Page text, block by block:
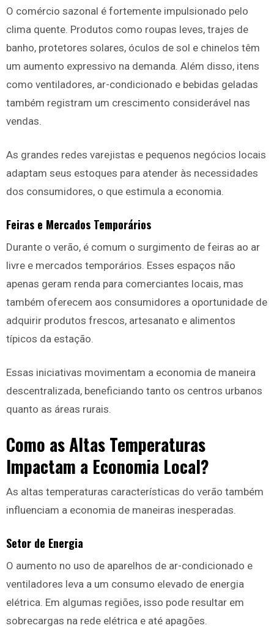
O comércio sazonal é fortemente impulsionado pelo
clima quente. Produtos como roupas leves, trajes de
banho, protetores solares, óculos de sol e chinelos têm
um aumento expressivo na demanda. Além disso, itens
como ventiladores, ar-condicionado e bebidas geladas
também registram um crescimento considerável nas
vendas.
As grandes redes varejistas e pequenos negócios locais
adaptam seus estoques para atender às necessidades
dos consumidores, o que estimula a economia.
Feiras e Mercados Temporários
Durante o verão, é comum o surgimento de feiras ao ar
livre e mercados temporários. Esses espaços não
apenas geram renda para comerciantes locais, mas
também oferecem aos consumidores a oportunidade de
adquirir produtos frescos, artesanato e alimentos
típicos da estação.
Essas iniciativas movimentam a economia de maneira
descentralizada, beneficiando tanto os centros urbanos
quanto as áreas rurais.
Como as Altas Temperaturas
Impactam a Economia Local?
As altas temperaturas características do verão também
influenciam a economia de maneiras inesperadas.
Setor de Energia
O aumento no uso de aparelhos de ar-condicionado e
ventiladores leva a um consumo elevado de energia
elétrica. Em algumas regiões, isso pode resultar em
sobrecargas na rede elétrica e até apagões.